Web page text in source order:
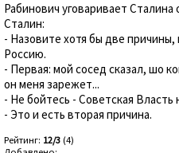
Рабинович уговаривает Сталина
Сталин:
- Назовите хотя бы две
Россию.
- Первая: мой сосед сказал, шо
он меня зарежет...
- Не бойтесь - Советская Власть
- Это и есть вторая причина.
Рейтинг: 12/3 (4)